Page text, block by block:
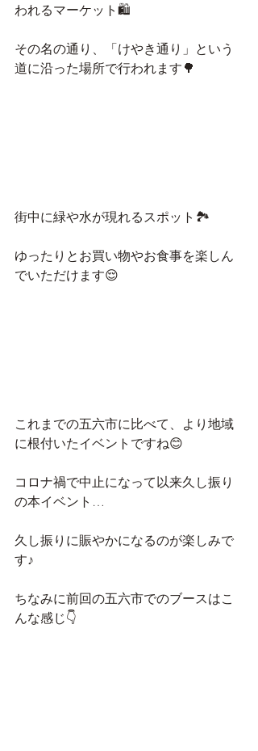
われるマーケット🛍
その名の通り、「けやき通り」という
道に沿った場所で行われます🌳
街中に緑や水が現れるスポット🏞
ゆったりとお買い物やお食事を楽しん
でいただけます😌
これまでの五六市に比べて、より地域
に根付いたイベントですね😊
コロナ禍で中止になって以来久し振り
の本イベント…
久し振りに賑やかになるのが楽しみで
す♪
ちなみに前回の五六市でのブースはこ
んな感じ👇